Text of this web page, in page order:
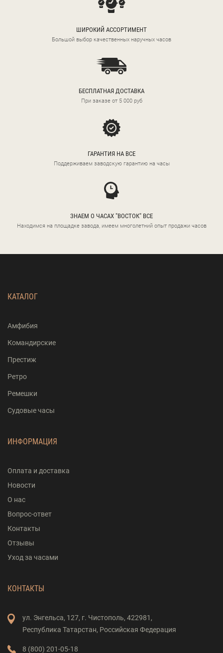
ШИРОКИЙ АССОРТИМЕНТ
Большой выбор качественных наручных часов
БЕСПЛАТНАЯ ДОСТАВКА
При заказе от 5 000 руб
ГАРАНТИЯ НА ВСЕ
Поддерживаем заводскую гарантию на часы
ЗНАЕМ О ЧАСАХ "ВОСТОК" ВСЕ
Находимся на площадке завода, имеем многолетний опыт продажи часов
КАТАЛОГ
Амфибия
Командирские
Престиж
Ретро
Ремешки
Судовые часы
ИНФОРМАЦИЯ
Оплата и доставка
Новости
О нас
Вопрос-ответ
Контакты
Отзывы
Уход за часами
КОНТАКТЫ
ул. Энгельса, 127, г. Чистополь, 422981,
Республика Татарстан, Российская Федерация
8 (800) 201-05-18